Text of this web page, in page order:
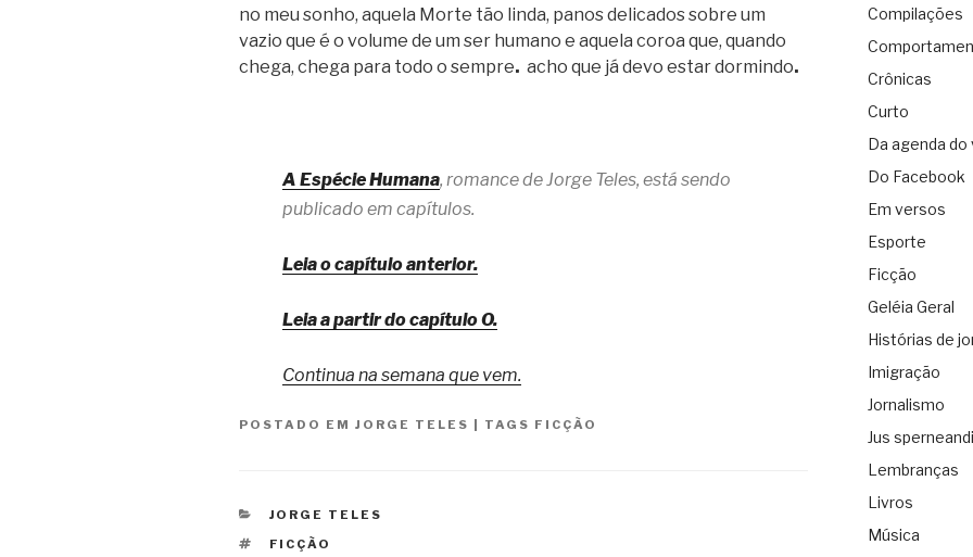
no meu sonho, aquela Morte tão linda, panos delicados sobre um
vazio que é o volume de um ser humano e aquela coroa que, quando
chega, chega para todo o sempre. acho que já devo estar dormindo.
A Espécie Humana, romance de Jorge Teles, está sendo
publicado em capítulos.
Leia o capítulo anterior.
Leia a partir do capítulo O.
Continua na semana que vem.
POSTADO EM JORGE TELES | TAGS FICÇÃO
CATEGORIAS
JORGE TELES
TAGS
FICÇÃO
Compilações
Crônicas
Curto
Da agenda do
Do Facebook
Em versos
Esporte
Ficção
Geléia Geral
Histórias de
Imigração
Jornalismo
Jus sperneandi
Lembranças
Livros
Música